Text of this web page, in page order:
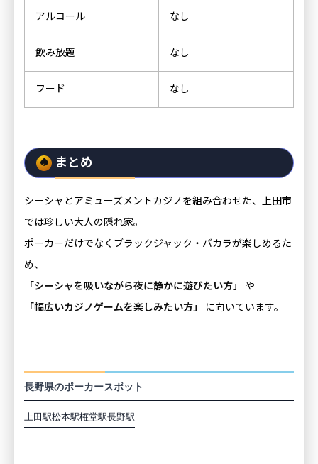
アルコール なし
飲み放題 なし
フード なし
まとめ
シーシャとアミューズメントカジノを組み合わせた、上田市
では珍しい大人の隠れ家。
ポーカーだけでなくブラックジャック・バカラが楽しめるた
め、
「シーシャを吸いながら夜に静かに遊びたい方」
や
「幅広いカジノゲームを楽しみたい方」
に向いています。
長野県のポーカースポット
上田駅松本駅権堂駅長野駅